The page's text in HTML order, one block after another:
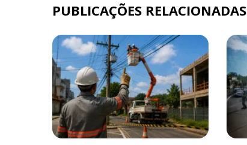
PUBLICAÇÕES RELACIONADAS